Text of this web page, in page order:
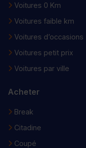
Voitures 0 Km
Voitures faible km
Voitures d’occasions
Voitures petit prix
Voitures par ville
Acheter
Break
Citadine
Coupé